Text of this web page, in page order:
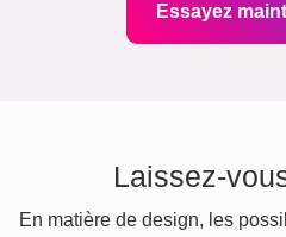
Essayez
Laissez-
En matière de design, les